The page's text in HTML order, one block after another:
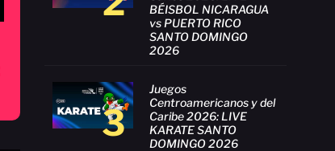
BÉISBOL NICARAGUA
vs PUERTO RICO
SANTO DOMINGO
2026
3
Juegos
Centroamericanos y del
Caribe 2026: LIVE
KARATE SANTO
DOMINGO 2026